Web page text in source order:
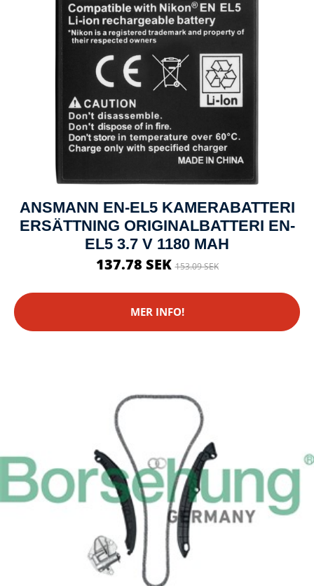
ANSMANN EN-EL5 KAMERABATTERI
ERSÄTTNING ORIGINALBATTERI EN-
EL5 3.7 V 1180 MAH
137.78 SEK153.09 SEK
MER INFO!